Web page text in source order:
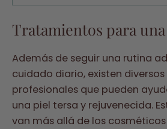
Tratamientos para
Además de seguir una rutina
cuidado diario, existen
profesionales que pueden
una piel tersa y rejuvenecida.
van más allá de los